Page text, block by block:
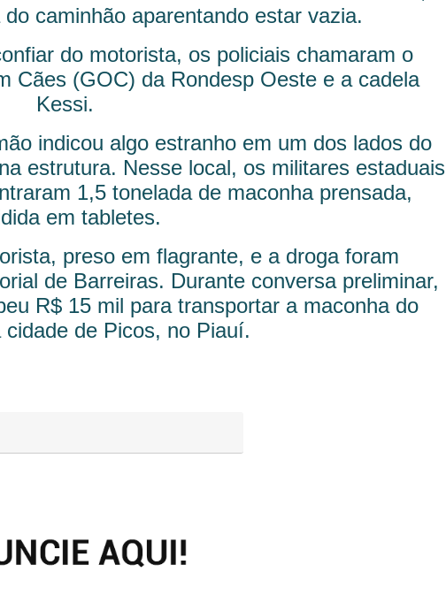
caminhão aparentando estar vazia.
do motorista, os policiais chamaram o
Cães (GOC) da Rondesp Oeste e a cadela
Kessi.
indicou algo estranho em um dos lados do
estrutura. Nesse local, os militares estaduais
1,5 tonelada de maconha prensada,
em tabletes.
preso em flagrante, e a droga foram
de Barreiras. Durante conversa preliminar,
R$ 15 mil para transportar a maconha do
cidade de Picos, no Piauí.